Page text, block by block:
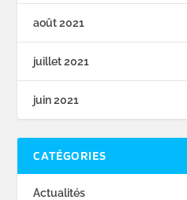
août 2021
juillet 2021
juin 2021
CATÉGORIES
Actualités